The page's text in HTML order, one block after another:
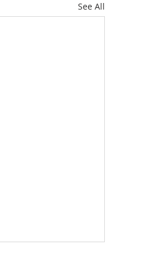
See All